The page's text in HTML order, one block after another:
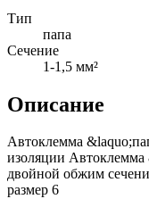
Тип
папа
Сечение
1-1,5 мм²
Описание
Автоклемма
изоляции Автоклемма
двойной обжим
размер 6